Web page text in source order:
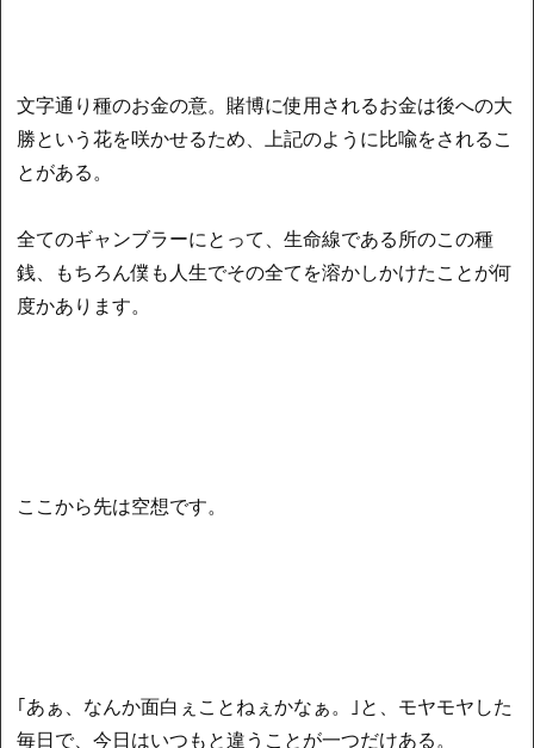
文字通り種のお金の意。賭博に使用されるお金は後への大
勝という花を咲かせるため、上記のように比喩をされるこ
とがある。
全てのギャンブラーにとって、生命線である所のこの種
銭、もちろん僕も人生でその全てを溶かしかけたことが何
度かあります。
ここから先は空想です。
｢あぁ、なんか面白ぇことねぇかなぁ。｣と、モヤモヤした
毎日で、今日はいつもと違うことが一つだけある。